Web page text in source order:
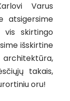
Varus
atsigersime
vis skirtingo
išskirtine
takais,
oru!